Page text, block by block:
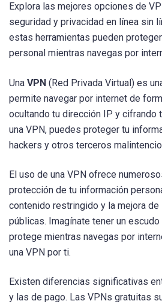
Explora las mejores opciones de
seguridad y privacidad en línea sin
estas herramientas pueden
personal mientras navegas por
Una VPN (Red Privada Virtual) es
permite navegar por internet de
ocultando tu dirección IP y cifrando
una VPN, puedes proteger tu
hackers y otros terceros
El uso de una VPN ofrece
protección de tu información
contenido restringido y la mejora
públicas. Imagínate tener un
protege mientras navegas por
una VPN por ti.
Existen diferencias significativas
y las de pago. Las VPNs gratuitas